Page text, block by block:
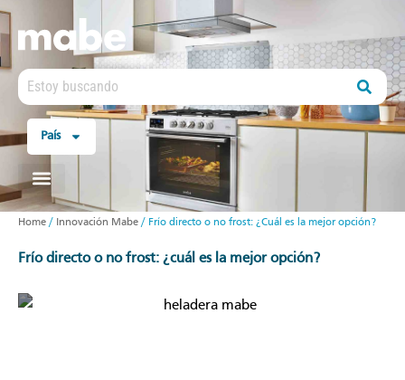
País
Home / Innovación Mabe / Frío directo o no frost: ¿Cuál es la mejor opción?
frío directo o no frost: ¿cuál es la mejor opción?